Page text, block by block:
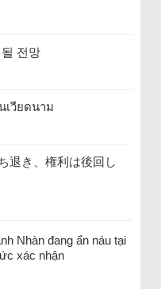
전망
เวียดนาม
退き、権利は後回し
Nhàn đang ẩn náu tại
xác nhận